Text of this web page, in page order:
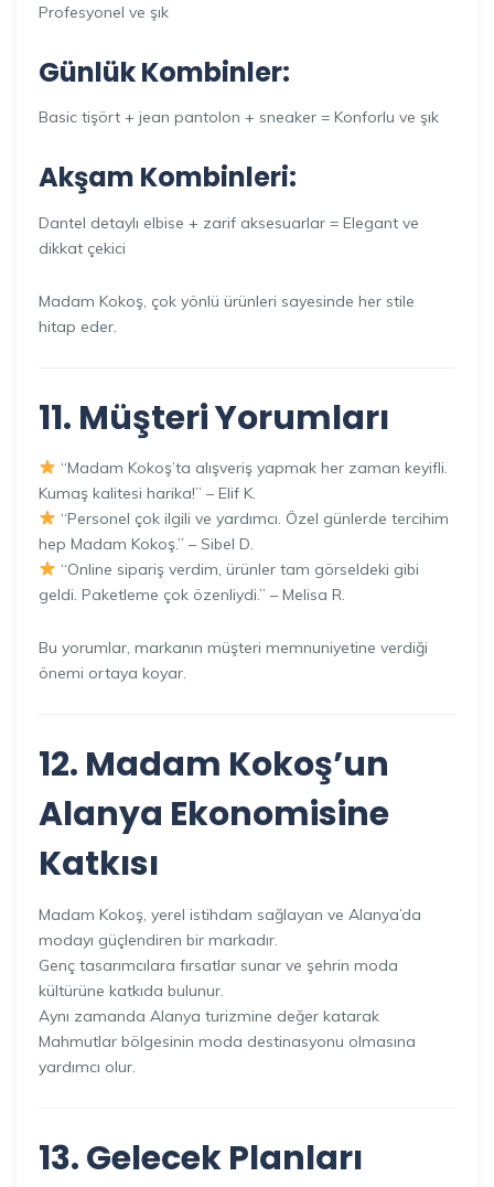
Profesyonel ve şık
Günlük Kombinler:
Basic tişört + jean pantolon + sneaker = Konforlu ve şık
Akşam Kombinleri:
Dantel detaylı elbise + zarif aksesuarlar = Elegant ve
dikkat çekici
Madam Kokoş, çok yönlü ürünleri sayesinde her stile
hitap eder.
11. Müşteri Yorumları
“Madam Kokoş’ta alışveriş yapmak her zaman keyifli.
Kumaş kalitesi harika!” – Elif K.
“Personel çok ilgili ve yardımcı. Özel günlerde tercihim
hep Madam Kokoş.” – Sibel D.
“Online sipariş verdim, ürünler tam görseldeki gibi
geldi. Paketleme çok özenliydi.” – Melisa R.
Bu yorumlar, markanın müşteri memnuniyetine verdiği
önemi ortaya koyar.
12. Madam Kokoş’un
Alanya Ekonomisine
Katkısı
Madam Kokoş, yerel istihdam sağlayan ve Alanya’da
modayı güçlendiren bir markadır.
Genç tasarımcılara fırsatlar sunar ve şehrin moda
kültürüne katkıda bulunur.
Aynı zamanda Alanya turizmine değer katarak
Mahmutlar bölgesinin moda destinasyonu olmasına
yardımcı olur.
13. Gelecek Planları